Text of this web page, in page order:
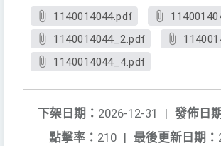
1140014044.pdf
1140014044_2.pdf
1140014044_4.pdf
發佈日
下架日期： 2026-12-31
|
最後更新日期：
點擊率： 210 |